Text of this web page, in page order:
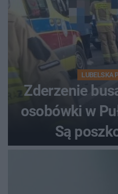
LUBELSKA
Zderzenie
osobówki w
Są